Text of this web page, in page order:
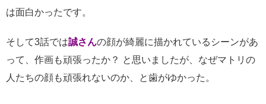
は面白かったです。
そして3話では誠さんの顔が綺麗に描かれているシーンがあ
って、作画も頑張ったか？ と思いましたが、なぜマトリの
人たちの顔も頑張れないのか、と歯がゆかった。